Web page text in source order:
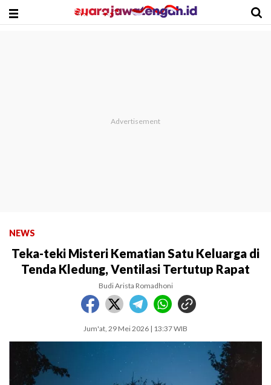
NEWS
Teka-teki Misteri Kematian Satu Keluarga di
Tenda Kledung, Ventilasi Tertutup Rapat
Budi Arista Romadhoni
Jum'at, 29 Mei 2026 | 13:37 WIB